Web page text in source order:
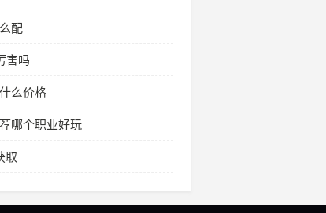
配
害吗
么价格
哪个职业好玩
取